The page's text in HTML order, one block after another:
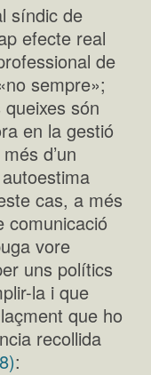
síndic de
efecte real
de
sempre»;
són
en la gestió
d’un
cas, a més
comunicació
vore
uns polítics
la i que
que ho
recollida
: